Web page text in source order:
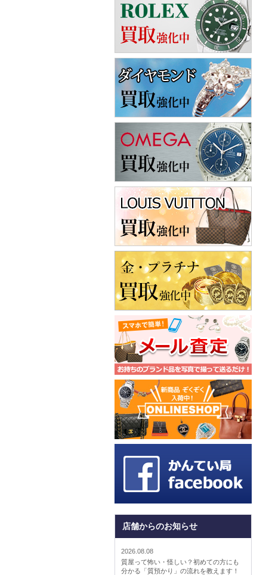
店舗からのお知らせ
2026.08.08
質屋って怖い・怪しい？初めての方にも
分かる「質預かり」の流れを教えます！